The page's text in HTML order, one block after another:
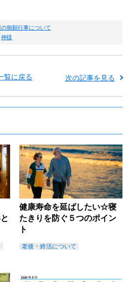
の御願行事について
神様
覧に戻る 次の記事を見る
健康寿命を延ばしたい☆寝
たきりを防ぐ５つのポイン
ト
老後・終活について